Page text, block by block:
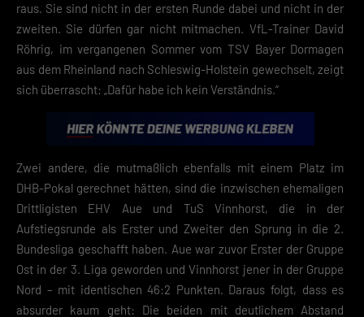
raus. Sie sind nicht in der ersten Runde dabei und nicht in der
zweiten. Sie dürfen gar nicht mitmachen. VfL-Trainer David
Röhrig, im vergangenen Sommer vom TSV Bayer Dormagen
aus dem Rheinland nach Schleswig-Holstein gewechselt, zeigt
sich überrascht: „Dafür habe ich kein Verständnis.“
Zwei andere, die mutmaßlich ebenfalls mit einem Platz im
DHB-Pokal gerechnet hätten, sind die inzwischen ehemaligen
Drittligisten EHV Aue und TuS Vinnhorst, die in der
Aufstiegsrunde als Erster und Zweiter den Sprung in die 2.
Bundesliga geschafft haben. Aue war zuvor Erster der Gruppe
Ost in der 3. Liga geworden und Vinnhorst jener in der Gruppe
Nord – mit identischen 46:2 Punkten. Daraus folgt, dass es
absurder kaum geht: Die beiden mit deutlichem Abstand